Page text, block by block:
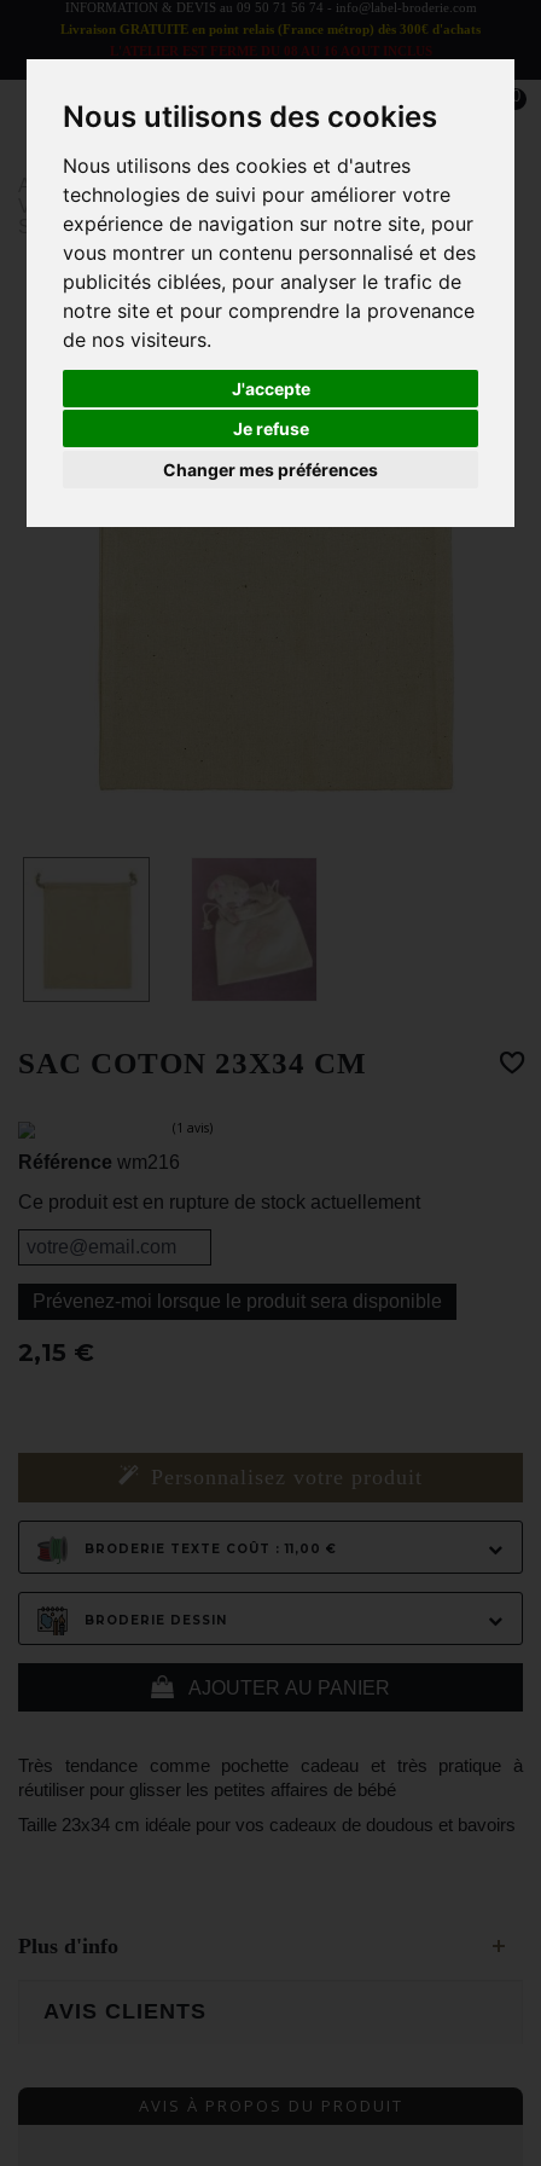
Nous utilisons des cookies
Nous utilisons des cookies et d'autres
technologies de suivi pour améliorer votre
expérience de navigation sur notre site, pour
vous montrer un contenu personnalisé et des
publicités ciblées, pour analyser le trafic de
notre site et pour comprendre la provenance
de nos visiteurs.
J'accepte
Je refuse
Changer mes préférences
INFORMATION & DEVIS au 09 50 71 56 74 - info@label-broderie.com
Livraison GRATUITE en point relais (France métrop) dès 300€ d'achats
L'ATELIER EST FERME DU 08 AU 16 AOUT INCLUS
0
Accueil > Vêtements et Accessoires
>
VÊTEMENTS/ACCESSOIRES ADULTE >
Sacs/Pochettes
> Sac coton 23x34 cm
SAC COTON 23X34 CM
(1 avis)
Référence wm216
Très tendance comme pochette cadeau et très pratique à
réutiliser pour glisser les petites affaires de bébé
Taille 23x34 cm idéale pour vos cadeaux de doudous et bavoirs
Personnalisez votre produit
BRODERIE TEXTE COÛT : 11,00 €
BRODERIE DESSIN
AJOUTER AU PANIER
2,15 €
Ce produit est en rupture de stock actuellement
Prévenez-moi lorsque le produit sera disponible
Plus d'info
AVIS CLIENTS
AVIS À PROPOS DU PRODUIT